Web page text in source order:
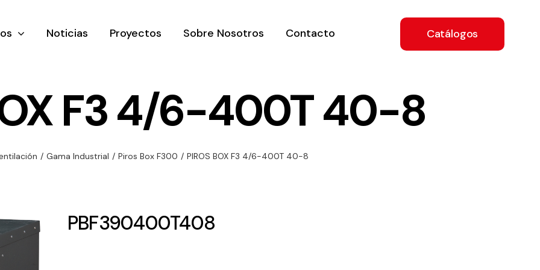
y
de
y
Ventilación
ventilación
Iluminación
soluciones
solares para
Noticias Proyectos Sobre Nosotros Contacto Catálogos
F3 4/6-400T 40-8
/ Gama Industrial / Piros Box F300 / PIROS BOX F3 4/6-400T 40-8
PBF390400T408